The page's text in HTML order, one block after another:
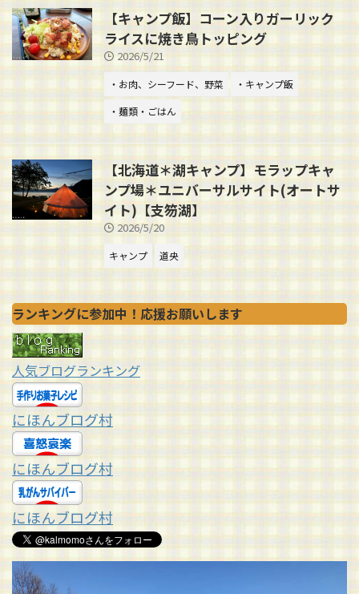
【キャンプ飯】コーン入りガーリック
ライスに焼き鳥トッピング
2026/5/21
・お肉、シーフード、野菜
・キャンプ飯
・麺類・ごはん
【北海道＊湖キャンプ】モラップキャ
ンプ場＊ユニバーサルサイト(オートサ
イト)【支笏湖】
2026/5/20
キャンプ 道央
ランキングに参加中！応援お願いします
人気ブログランキング
にほんブログ村
にほんブログ村
にほんブログ村